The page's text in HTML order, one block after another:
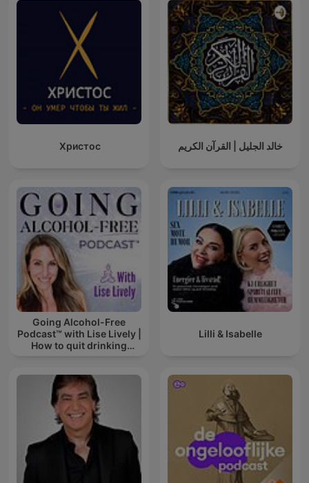
Христос خالد الجليل | القرآن الكريم
Going Alcohol-Free
Podcast™ with Lise Lively |
How to quit drinking
Lilli & Isabelle